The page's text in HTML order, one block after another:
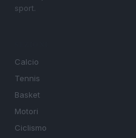
sport.
Calcio
Tennis
Basket
Motori
Ciclismo